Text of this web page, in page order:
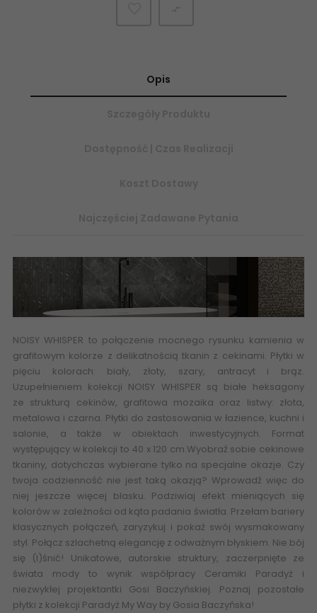
Opis
NOISY WHISPER to połączenie mocnego rysunku kamienia w
grafitowym kolorze z delikatnością tkanin z cekinami. Płytki w
pięciu kolorach: biały, złoty, szary, antracyt i brąz.
Uzupełnieniem kolekcji NOISY WHISPER są białe heksagony
ze strukturą cekinów, grafitowa mozaika oraz listwy: złota,
metalowa i czarna. Płytki do zastosowania w łazience, kuchni i
salonie, a także w obiektach inwestycyjnych. Format
występujący w kolekcji to 40 x 120 cm.Wyobraź sobie cekinowe
tkaniny, dotychczas wybierane tylko na specjalne okazje. Czy
twoja codzienność nie jest taką okazją? Wprowadź więc do
niej jeszcze więcej blasku. Podziwiaj efekt mieniących się
kolorów w zależności od kąta padania światła. Przełam bariery
klasycznych połączeń, zaryzykuj i pokaż swój wysmakowany
styl. Połącz szlachetną elegancję z odważnym błyskiem. Nie bój
się (l)śnić! Unikatowe, autorskie struktury, zaczerpnięte ze
świata mody to wynik współpracy Ceramiki Paradyż i
niezwykłej projektantki Gosi Baczyńskiej. Poznaj pozostałe
płytki z kolekcji Paradyż My Way by Gosia Baczyńska!